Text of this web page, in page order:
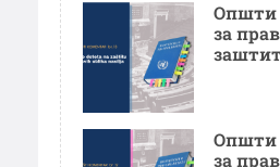
Општи
за
Општи
за